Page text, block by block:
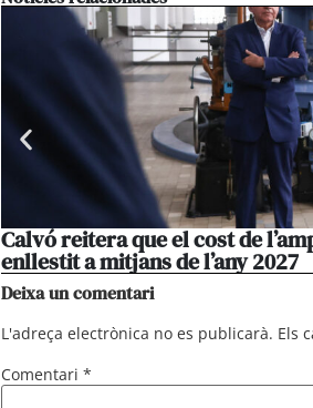
Calvó reitera que el cost de
enllestit a mitjans de l’any 2027
Deixa un comentari
L'adreça electrònica no es publicarà. Els
Comentari *